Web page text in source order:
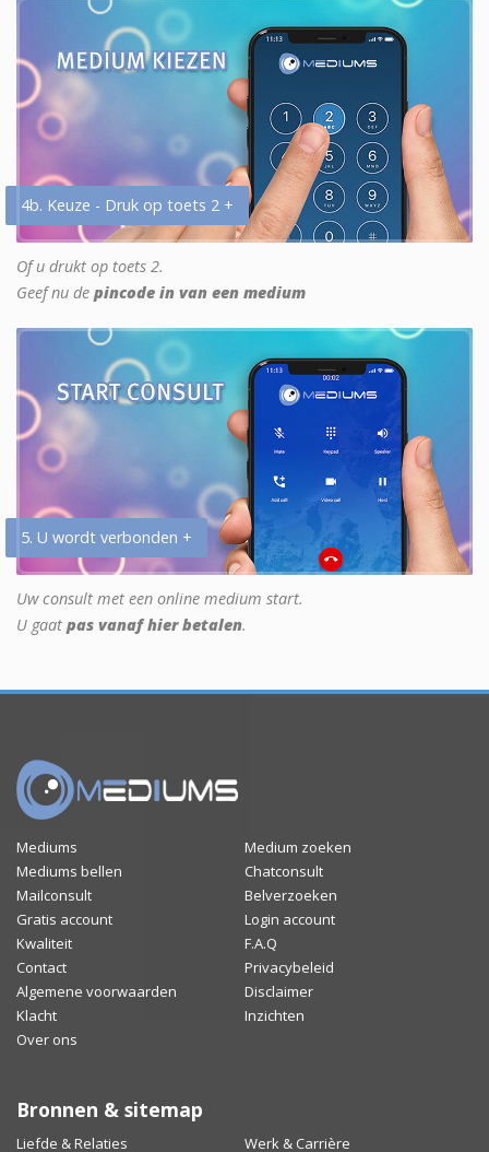
4b. Keuze - Druk op toets 2 +
Of u drukt op toets 2.
Geef nu de pincode in van een medium
5. U wordt verbonden +
Uw consult met een online medium start.
U gaat pas vanaf hier betalen.
Mediums
Medium zoeken
Mediums bellen
Chatconsult
Mailconsult
Belverzoeken
Gratis account
Login account
Kwaliteit
F.A.Q
Contact
Privacybeleid
Algemene voorwaarden
Disclaimer
Klacht
Inzichten
Over ons
Bronnen & sitemap
Liefde & Relaties Werk & Carrière